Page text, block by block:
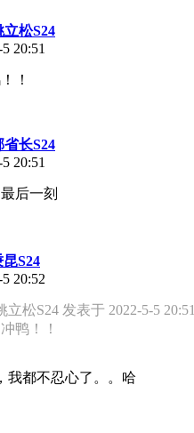
立松S24
20:51
！
省长S24
20:51
后一刻
昆S24
20:52
立松S24 发表于 2022-5-5 20:51
鸭！！
我都不忍心了。。哈